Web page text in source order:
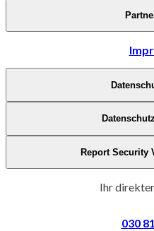
Report Security
Ihr
030